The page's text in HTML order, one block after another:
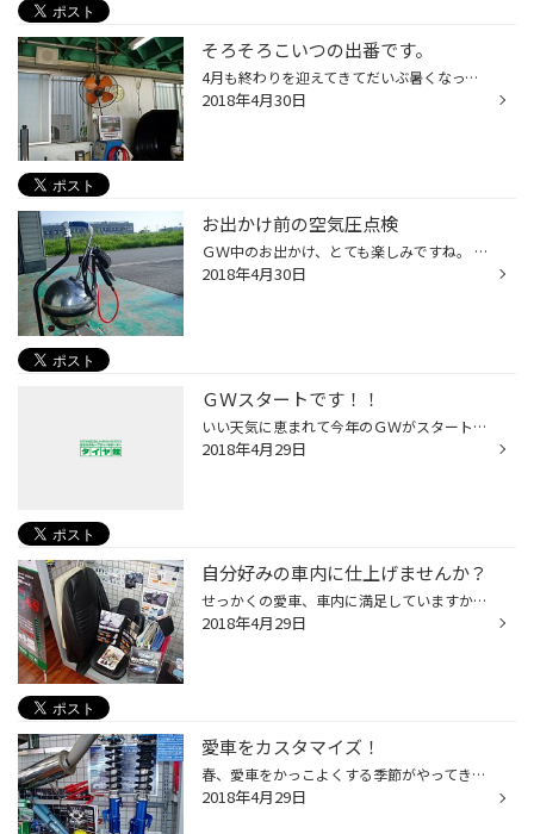
そろそろこいつの出番です。
4月も終わりを迎えてきてだいぶ暑くなってきました。 暑くなると作業ピット内、とても暑くなり作業が大変なことになります。 そうするとこの扇風機！！ いい仕事をしてくれます。 少しでも快適に作業が出来るように働いてくりる扇風機です。
2018年4月30日
お出かけ前の空気圧点検
ＧＷ中のお出かけ、とても楽しみですね。 でも、出かける前に愛車の点検、そう、タイヤの空気圧 しっかり確認していますか？ 空気圧が少ないと、燃費が悪くなったり、ハンドルが重くなったり いい事はありません。 しっかりと出かける前に空気圧点検！ もちろんタイヤ館では無料点検中です！！
2018年4月30日
ＧＷスタートです！！
いい天気に恵まれて今年のＧＷがスタートしました。 タイヤ館はもちろんお休みなしで ＧＷは 皆様のご来店をお待ちしています。 お気軽にご来店、ご相談してください。
2018年4月29日
自分好みの車内に仕上げませんか？
せっかくの愛車、車内に満足していますか？ 満足していないあなたにお勧めなのが この「シートカバー」です。 つけるだけで車内の雰囲気は変わって満足度アップ間違い無しです。 もし汚れてしまったり、古くなったらまた付け替えれば イメージチェンジもできちゃいます。 この春、ぜひ試してもらい...
2018年4月29日
愛車をカスタマイズ！
春、愛車をかっこよくする季節がやってきました。 車高を調整したり、かっこいいマフラーをつけてみたり。 そんなあなたの相談タイヤ館ではいつでも相談に乗っちゃいます。 各種パーツを取り寄せ可能になっていますので ぜひ、いちどお声かけください
2018年4月29日